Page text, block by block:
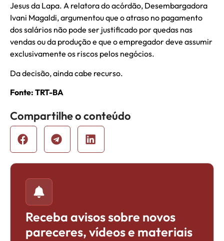
Jesus da Lapa. A relatora do acórdão, Desembargadora
Ivani Magaldi, argumentou que o atraso no pagamento
dos salários não pode ser justificado por quedas nas
vendas ou da produção e que o empregador deve assumir
exclusivamente os riscos pelos negócios.
Da decisão, ainda cabe recurso.
Fonte: TRT-BA
Compartilhe o conteúdo
Receba avisos sobre novos
pareceres, vídeos e materiais